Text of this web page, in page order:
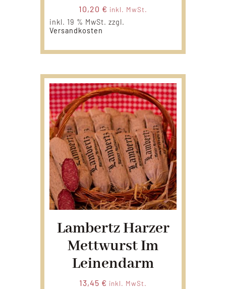
10,20 € inkl. MwSt.
inkl. 19 % MwSt. zzgl.
Versandkosten
Lambertz Harzer
Mettwurst Im
Leinendarm
13,45 € inkl. MwSt.